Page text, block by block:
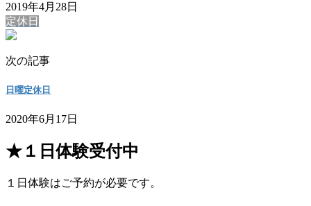
2019年4月28日
定休日
次の記事
日曜定休日
2020年6月17日
★１日体験受付中
１日体験はご予約が必要です。